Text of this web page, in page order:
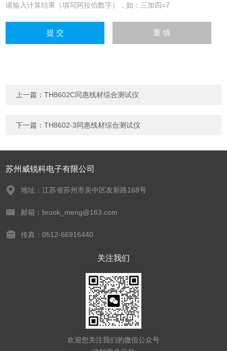
请输入计算结果（填写阿拉伯数字），如：三加四=7
上一篇：TH8602C同惠线材综合测试仪
下一篇：TH8602-3同惠线材综合测试仪
苏州威锐科电子有限公司
地址：江苏省苏州市吴中区友新路168号
邮箱：brook_meng@163.com
传真：0512-66916440
关注我们
欢迎您关注我们的微信公众号